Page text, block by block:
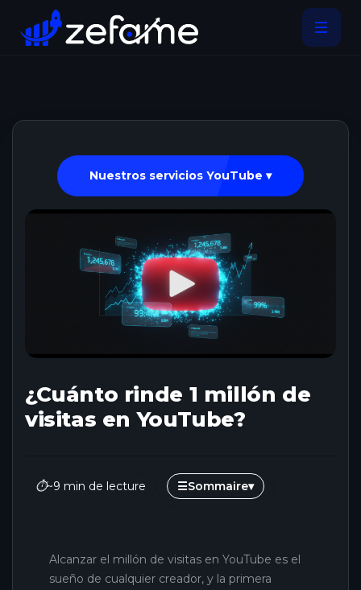
Nuestros servicios YouTube ▾
¿Cuánto rinde 1 millón de
visitas en YouTube?
⏱~9 min de lecture ☰Sommaire▾
Alcanzar el millón de visitas en YouTube es el
sueño de cualquier creador, y la primera